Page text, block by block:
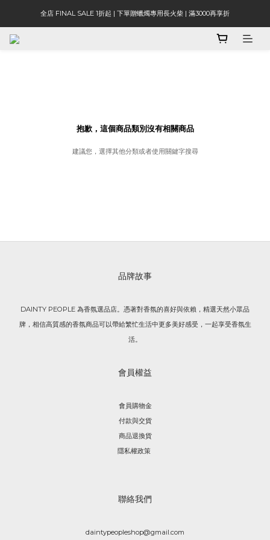
全店 FINAL SALE 1折起 | 下單贈蠟燭專用長火柴 | 滿3000再享折
抱歉，這個商品類別沒有相關商品
建議您，選擇其他分類或者使用關鍵字搜尋
品牌故事
DAINTY PEOPLE 為香氛選品店。憑著對香氛的喜好與依賴，精選天然小眾品
牌，相信高質感的香氛商品可以帶給繁忙生活中更多美好感受，一起享受香氛生
活。
會員權益
會員購物金
付款與交貨
商品退換貨
隱私權政策
聯絡我們
daintypeopleshop@gmail.com